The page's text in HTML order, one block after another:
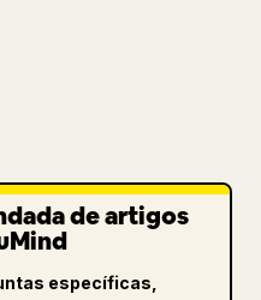
de artigos
específicas,